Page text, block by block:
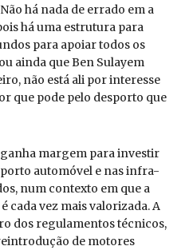
há nada de errado em a
há uma estrutura para
para apoiar todos os
ainda que Ben Sulayem
não está ali por interesse
que pode pelo desporto que
ganha margem para investir
automóvel e nas infra-
num contexto em que a
cada vez mais valorizada. A
dos regulamentos técnicos,
de motores